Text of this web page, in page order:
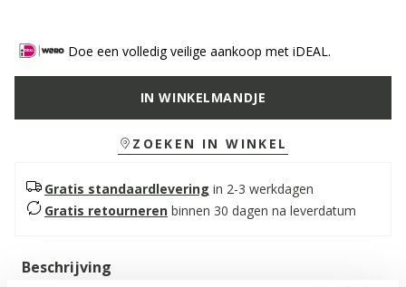
Doe een volledig veilige aankoop met iDEAL.
IN WINKELMANDJE
ZOEKEN IN WINKEL
Gratis standaardlevering in 2-3 werkdagen
Gratis retourneren binnen 30 dagen na leverdatum
Beschrijving